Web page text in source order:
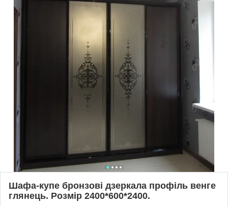
Шафа-купе бронзові дзеркала профіль венге
глянець. Розмір 2400*600*2400.